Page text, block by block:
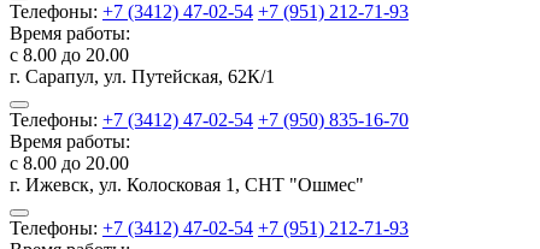
Телефоны: +7 (3412) 47-02-54 +7 (951) 212-71-93
Время работы:
с 8.00 до 20.00
г. Сарапул, ул. Путейская, 62К/1
Телефоны: +7 (3412) 47-02-54 +7 (950) 835-16-70
Время работы:
с 8.00 до 20.00
г. Ижевск, ул. Колосковая 1, СНТ "Ошмес"
Телефоны: +7 (3412) 47-02-54 +7 (951) 212-71-93